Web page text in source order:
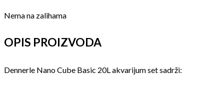
Nema na zalihama
OPIS PROIZVODA
Dennerle Nano Cube Basic 20L akvarijum set sadrži: